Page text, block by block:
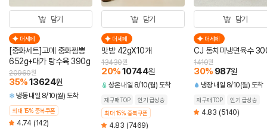
담기
더세페
[중화세트]고메 중화짬뽕
652g+대가 탕수육 390g
35%13624원
20960원
냉동 내일 8/10(월) 도착
최대 15% 중복쿠폰
4.74 (142)
담기
더세페
맛밤 42gX10개
20%10744원
13430원
상온 내일 8/10(월) 도착
재구매TOP
인기 급상승
최대 15% 중복쿠폰
4.83 (7469)
담기
더세페
CJ 동치미냉면육수
30% 987원
1410원
냉장 내일 8/10(월) 도착
재구매TOP 인기 급상승
4.83 (5140)